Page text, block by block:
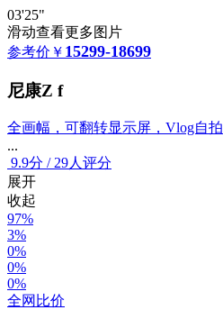
03'25"
滑动查看更多图片
参考价 ￥ 15299-18699
尼康Z f
全画幅，可翻转显示屏，Vlog自拍
...
9.9分 / 29人评分
展开
收起
97%
3%
0%
0%
0%
全网比价